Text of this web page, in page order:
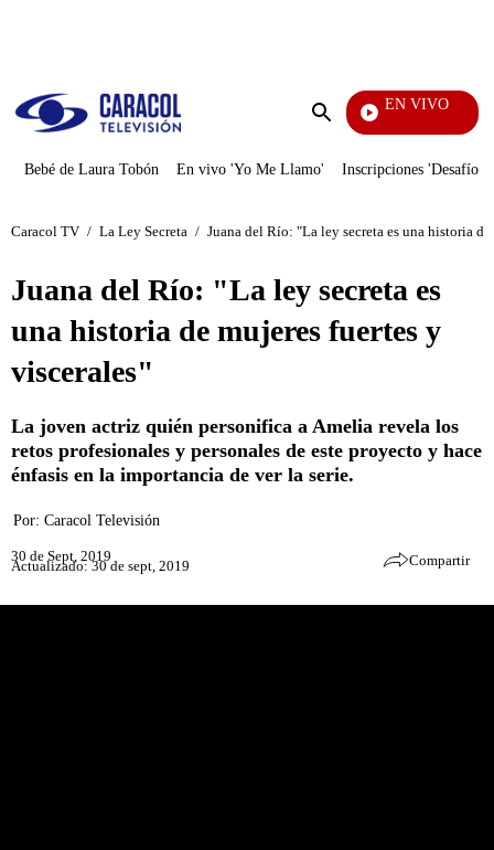
Enviar
EN VIVO
Santa Misa
Bebé de Laura Tobón En vivo 'Yo Me Llamo' Inscripciones 'Desafío'
Caracol TV / La Ley Secreta / Juana del Río: "La ley secreta es una historia
Juana del Río: "La ley secreta es
una historia de mujeres fuertes y
viscerales"
La joven actriz quién personifica a Amelia revela los
retos profesionales y personales de este proyecto y hace
énfasis en la importancia de ver la serie.
Por: Caracol Televisión
30 de Sept, 2019
Actualizado: 30 de sept, 2019 Compartir